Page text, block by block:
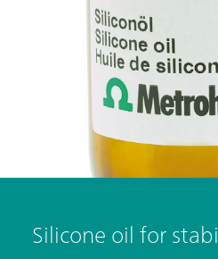
Silicone oil for